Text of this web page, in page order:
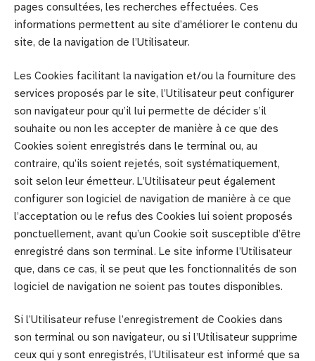
pages consultées, les recherches effectuées. Ces
informations permettent au site d’améliorer le contenu du
site, de la navigation de l’Utilisateur.
Les Cookies facilitant la navigation et/ou la fourniture des
services proposés par le site, l’Utilisateur peut configurer
son navigateur pour qu’il lui permette de décider s’il
souhaite ou non les accepter de manière à ce que des
Cookies soient enregistrés dans le terminal ou, au
contraire, qu’ils soient rejetés, soit systématiquement,
soit selon leur émetteur. L’Utilisateur peut également
configurer son logiciel de navigation de manière à ce que
l’acceptation ou le refus des Cookies lui soient proposés
ponctuellement, avant qu’un Cookie soit susceptible d’être
enregistré dans son terminal. Le site informe l’Utilisateur
que, dans ce cas, il se peut que les fonctionnalités de son
logiciel de navigation ne soient pas toutes disponibles.
Si l’Utilisateur refuse l’enregistrement de Cookies dans
son terminal ou son navigateur, ou si l’Utilisateur supprime
ceux qui y sont enregistrés, l’Utilisateur est informé que sa